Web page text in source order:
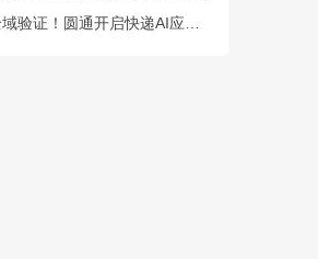
！圆通开启快递AI应用规模化落地